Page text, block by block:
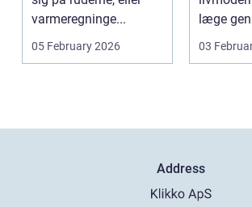
varmeregninge...
05 February 2026
læge
og
03
Address